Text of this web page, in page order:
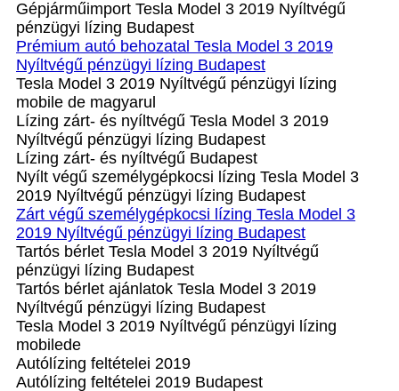
Gépjárműimport Tesla Model 3 2019 Nyíltvégű
pénzügyi lízing Budapest
Prémium autó behozatal Tesla Model 3 2019
Nyíltvégű pénzügyi lízing Budapest
Tesla Model 3 2019 Nyíltvégű pénzügyi lízing
mobile de magyarul
Lízing zárt- és nyíltvégű Tesla Model 3 2019
Nyíltvégű pénzügyi lízing Budapest
Lízing zárt- és nyíltvégű Budapest
Nyílt végű személygépkocsi lízing Tesla Model 3
2019 Nyíltvégű pénzügyi lízing Budapest
Zárt végű személygépkocsi lízing Tesla Model 3
2019 Nyíltvégű pénzügyi lízing Budapest
Tartós bérlet Tesla Model 3 2019 Nyíltvégű
pénzügyi lízing Budapest
Tartós bérlet ajánlatok Tesla Model 3 2019
Nyíltvégű pénzügyi lízing Budapest
Tesla Model 3 2019 Nyíltvégű pénzügyi lízing
mobilede
Autólízing feltételei 2019
Autólízing feltételei 2019 Budapest